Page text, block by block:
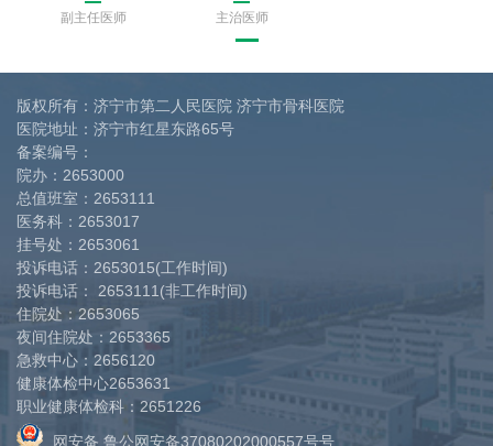
副主任医师 主治医师
版权所有：济宁市第二人民医院 济宁市骨科医院
医院地址：济宁市红星东路65号
备案编号：
院办： 2653000
总值班室： 2653111
医务科： 2653017
挂号处： 2653061
投诉电话： 2653015(工作时间)
投诉电话：
2653111(非工作时间)
住院处：2653065
夜间住院处： 2653365
急救中心： 2656120
健康体检中心2653631
职业健康体检科： 2651226
网安备 鲁公网安备37080202000557号号